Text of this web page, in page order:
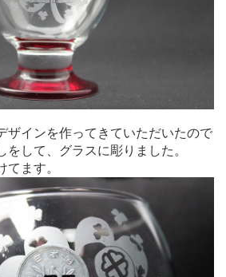
ザインを作ってきていただいたので
をして、グラスに彫りました。
ます。